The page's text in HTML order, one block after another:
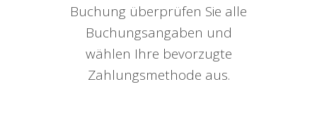
Buchung überprüfen Sie alle
Buchungsangaben und
wählen Ihre bevorzugte
Zahlungsmethode aus.